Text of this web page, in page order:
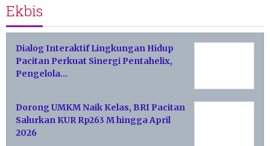
Ekbis
Dialog Interaktif Lingkungan Hidup
Pacitan Perkuat Sinergi Pentahelix,
Pengelola…
Dorong UMKM Naik Kelas, BRI Pacitan
Salurkan KUR Rp263 M hingga April
2026